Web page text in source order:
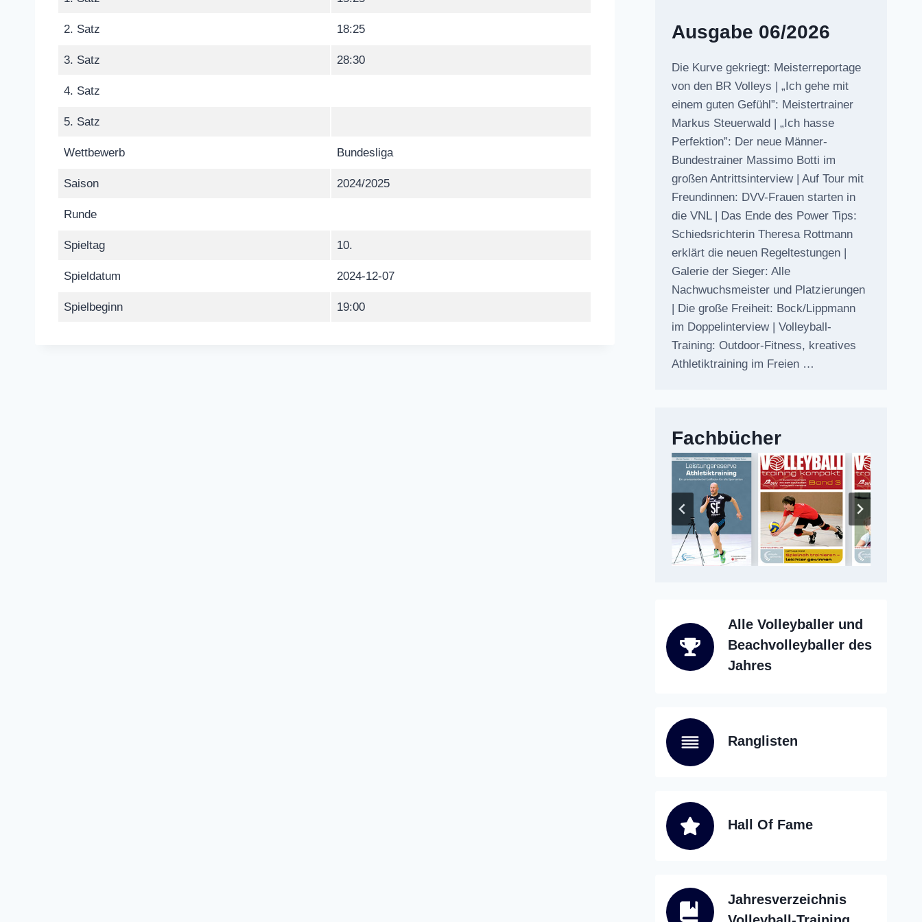
2. Satz 18:25
3. Satz 28:30
4. Satz
5. Satz
Wettbewerb Bundesliga
Saison 2024/2025
Runde
Spieltag 10.
Spieldatum 2024-12-07
Spielbeginn 19:00
Ausgabe 06/2026
Die Kurve gekriegt: Meisterreportage
von den BR Volleys | „Ich gehe mit
einem guten Gefühl”: Meistertrainer
Markus Steuerwald | „Ich hasse
Perfektion”: Der neue Männer-
Bundestrainer Massimo Botti im
großen Antrittsinterview | Auf Tour mit
Freundinnen: DVV-Frauen starten in
die VNL | Das Ende des Power Tips:
Schiedsrichterin Theresa Rottmann
erklärt die neuen Regeltestungen |
Galerie der Sieger: Alle
Nachwuchsmeister und Platzierungen
| Die große Freiheit: Bock/Lippmann
im Doppelinterview | Volleyball-
Training: Outdoor-Fitness, kreatives
Athletiktraining im Freien …
Fachbücher
Alle Volleyballer und
Beachvolleyballer des
Jahres
Ranglisten
Hall Of Fame
Jahresverzeichnis